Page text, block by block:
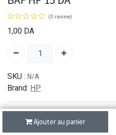
Ajouter au panier
(0 review)
1,00 DA
SKU : N/A
Brand: HP
شحن سريع من 1 الى 3 ايام